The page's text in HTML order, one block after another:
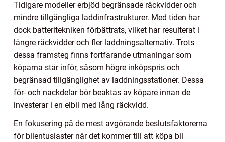
Tidigare modeller erbjöd begränsade räckvidder och
mindre tillgängliga laddinfrastrukturer. Med tiden har
dock batteritekniken förbättrats, vilket har resulterat i
längre räckvidder och fler laddningsalternativ. Trots
dessa framsteg finns fortfarande utmaningar som
köparna står inför, såsom högre inköpspris och
begränsad tillgänglighet av laddningsstationer. Dessa
för- och nackdelar bör beaktas av köpare innan de
investerar i en elbil med lång räckvidd.
En fokusering på de mest avgörande beslutsfaktorerna
för bilentusiaster när det kommer till att köpa bil